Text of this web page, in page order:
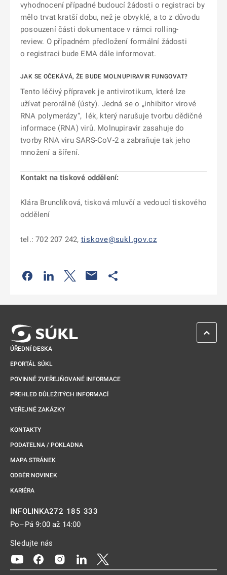
vyhodnocení případné budoucí žádosti o registraci by
mělo trvat kratší dobu, než je obvyklé, a to z důvodu
posouzení části dokumentace v rámci rolling-
review. O případném předložení formální žádosti
o registraci bude EMA dále informovat.
JAK SE OČEKÁVÁ, ŽE BUDE MOLNUPIRAVIR FUNGOVAT?
Tento léčivý přípravek je antivirotikum, které lze
užívat perorálně (ústy). Jedná se o „inhibitor virové
RNA polymerázy“, lék, který narušuje tvorbu dědičné
informace (RNA) virů. Molnupiravir zasahuje do
tvorby RNA viru SARS-CoV-2 a zabraňuje tak jeho
množení a šíření.
Kontakt na tiskové oddělení:
Klára Brunclíková, tisková mluvčí a vedoucí tiskového
oddělení
tel.: 702 207 242, tiskove@sukl.gov.cz
Odkaz se otevře na nové kartě
Odkaz se otevře na nové kartě
Odkaz se otevře na nové kartě
ÚŘEDNÍ DESKA
EPORTÁL SÚKL
POVINNĚ ZVEŘEJŇOVANÉ INFORMACE
PŘEHLED DŮLEŽITÝCH INFORMACÍ
VEŘEJNÉ ZAKÁZKY
KONTAKTY
PODATELNA / POKLADNA
MAPA STRÁNEK
ODBĚR NOVINEK
KARIÉRA
INFOLINKA272 185 333
Po–Pá 9:00 až 14:00
Sledujte nás
Odkaz se otevře na nové kartě
Odkaz se otevře na nové kartě
Odkaz se otevře na nové kartě
Odkaz se otevře na nové kartě
ZPĚT